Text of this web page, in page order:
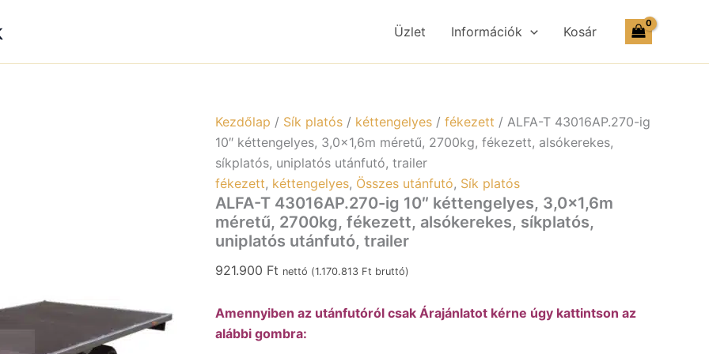
Üzlet Információk Kosár
Kezdőlap / Sík platós / kéttengelyes / fékezett / ALFA-T 43016AP.270-ig
10″ kéttengelyes, 3,0×1,6m méretű, 2700kg, fékezett, alsókerekes,
síkplatós, uniplatós utánfutó, trailer
fékezett, kéttengelyes, Összes utánfutó, Sík platós
ALFA-T 43016AP.270-ig 10″ kéttengelyes, 3,0×1,6m
méretű, 2700kg, fékezett, alsókerekes, síkplatós,
uniplatós utánfutó, trailer
921.900 Ft nettó (1.170.813 Ft bruttó)
Amennyiben az utánfutóról csak Árajánlatot kérne úgy kattintson az
alábbi gombra:
kéttengelyes,
méretű,
alsókerekes,
síkplatós,
uniplatós
utánfutó,
trailer
mennyiség